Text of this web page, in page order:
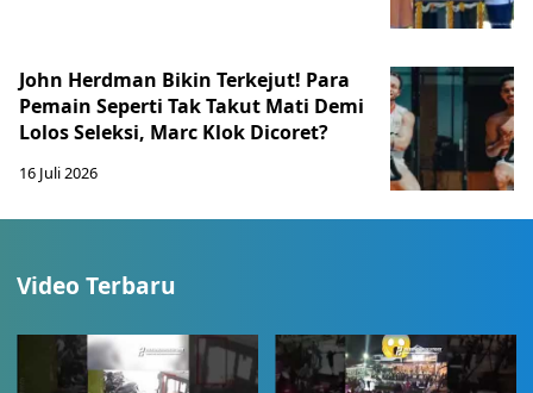
John Herdman Bikin Terkejut! Para
Pemain Seperti Tak Takut Mati Demi
Lolos Seleksi, Marc Klok Dicoret?
16 Juli 2026
Video Terbaru